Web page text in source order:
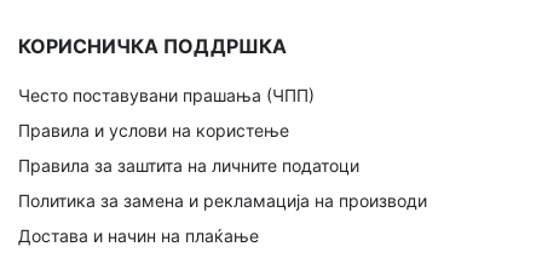
КОРИСНИЧКА ПОДДРШКА
Често поставувани прашања (ЧПП)
Правила и услови на користење
Правила за заштита на личните податоци
Политика за замена и рекламација на производи
Достава и начин на плаќање